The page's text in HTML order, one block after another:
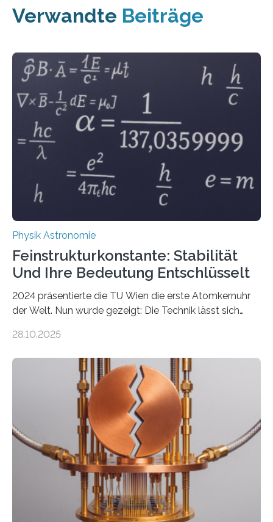
Verwandte Beiträge
Physik Astronomie
Feinstrukturkonstante: Stabilität
Und Ihre Bedeutung Entschlüsselt
2024 präsentierte die TU Wien die erste Atomkernuhr
der Welt. Nun wurde gezeigt: Die Technik lässt sich
fundamentalen Physik nachzugehen. Thorium-
Messungen verwenden. Das hatte man jahrzehntelang
vermutet, weltweit war nach den passenden
Atomkern-Zuständen gesucht worden, 2024 gelang
einem Team der TU Wien mit Unterstützung
internationaler Partner der entscheidende Durchbruch:
Der lange diskutierte Thorium-Kernübergang wurde
gefunden. Kurz darauf konnte man zeigen, dass sich
Thorium tatsächlich nutzen lässt, um hochpräzise…
28.10.2025